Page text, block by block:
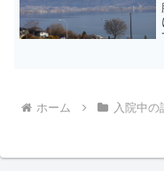
ホーム 入院中の